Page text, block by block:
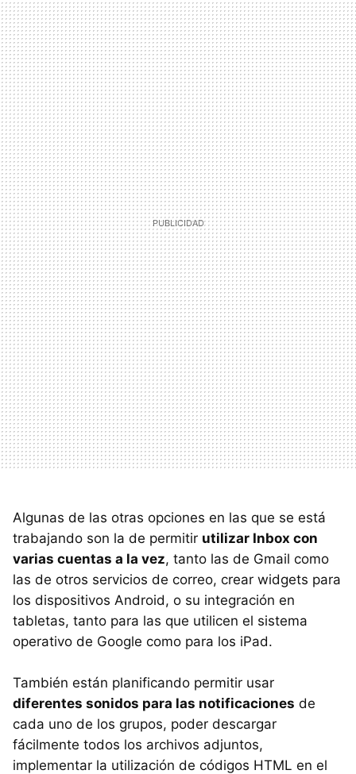
Algunas de las otras opciones en las que se está
trabajando son la de permitir utilizar Inbox con
varias cuentas a la vez, tanto las de Gmail como
las de otros servicios de correo, crear widgets para
los dispositivos Android, o su integración en
tabletas, tanto para las que utilicen el sistema
operativo de Google como para los iPad.
También están planificando permitir usar
diferentes sonidos para las notificaciones de
cada uno de los grupos, poder descargar
fácilmente todos los archivos adjuntos,
implementar la utilización de códigos HTML en el